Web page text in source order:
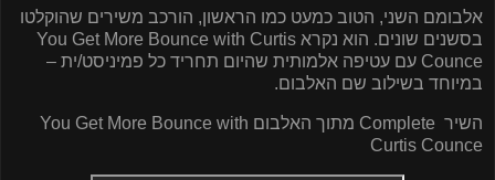
אלבומם השני, הטוב כמעט כמו הראשון, הורכב משירים שהוקלטו
בסשנים שונים. הוא נקרא You Get More Bounce with Curtis
Counce עם עטיפה אלמותית שהיום תחריד כל פמיניסט/ית –
במיוחד בשילוב שם האלבום.
השיר Complete מתוך האלבום You Get More Bounce with
Curtis Counce